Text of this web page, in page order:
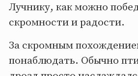
Лучнику, как можно
скромности и радости.
За скромным
понаблюдать. Обычно